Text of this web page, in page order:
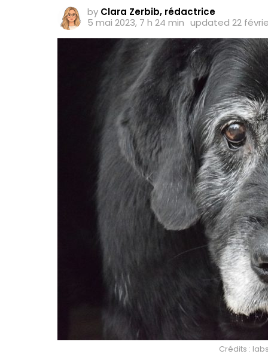
by Clara Zerbib, rédactrice
5 mai 2023, 7 h 24 min updated 22
Crédits :